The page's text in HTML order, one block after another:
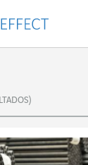
inicial